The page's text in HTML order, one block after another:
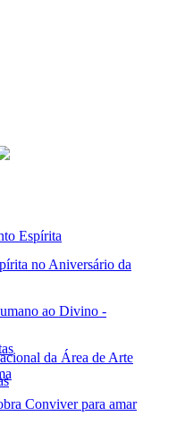
Espírita
no Aniversário da
ao Divino -
da Área de Arte
Conviver para amar